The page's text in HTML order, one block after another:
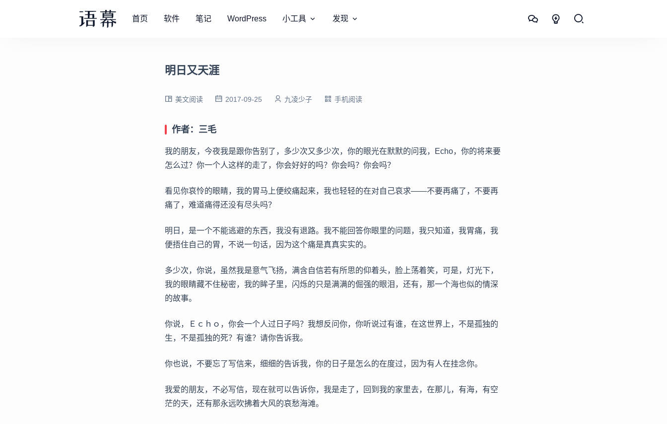
首页 软件 笔记 WordPress 小工具 发现
明日又天涯
美文阅读 2017-09-25 九凌少子 手机阅读
作者：三毛
我的朋友，今夜我是跟你告别了，多少次又多少次，你的眼光在默默的问我，Echo，你的将来要
怎么过？你一个人这样的走了，你会好好的吗？你会吗？你会吗？
看见你哀怜的眼睛，我的胃马上便绞痛起来，我也轻轻的在对自己哀求——不要再痛了，不要再
痛了，难道痛得还没有尽头吗？
明日，是一个不能逃避的东西，我没有退路。我不能回答你眼里的问题，我只知道，我胃痛，我
便捂住自己的胃，不说一句话，因为这个痛是真真实实的。
多少次，你说，虽然我是意气飞扬，满含自信若有所思的仰着头，脸上荡着笑，可是，灯光下，
我的眼睛藏不住秘密，我的眸子里，闪烁的只是满满的倔强的眼泪，还有，那一个海也似的情深
的故事。
你说，Ｅｃｈｏ，你会一个人过日子吗？我想反问你，你听说过有谁，在这世界上，不是孤独的
生，不是孤独的死？有谁？请你告诉我。
你也说，不要忘了写信来，细细的告诉我，你的日子是怎么的在度过，因为有人在挂念你。
我爱的朋友，不必写信，现在就可以告诉你，我是走了，回到我的家里去，在那儿，有海，有空
茫的天，还有那永远吹拂着大风的哀愁海滩。